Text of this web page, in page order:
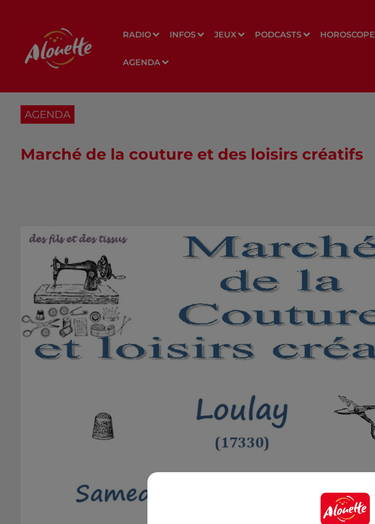
RADIO INFOS JEUX PODCASTS HOROSCOPE
AGENDA
AGENDA
Marché de la couture et des loisirs créatifs